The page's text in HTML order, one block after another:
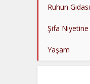
Ruhun Gıdası
Şifa Niyetine
Yaşam